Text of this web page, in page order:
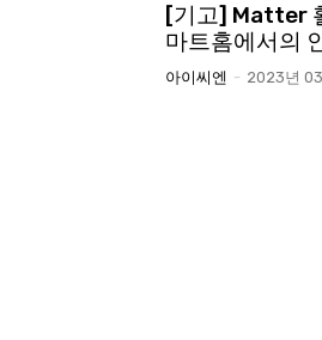
[기고] Matter
마트홈에서의
아이씨엔 - 2023년